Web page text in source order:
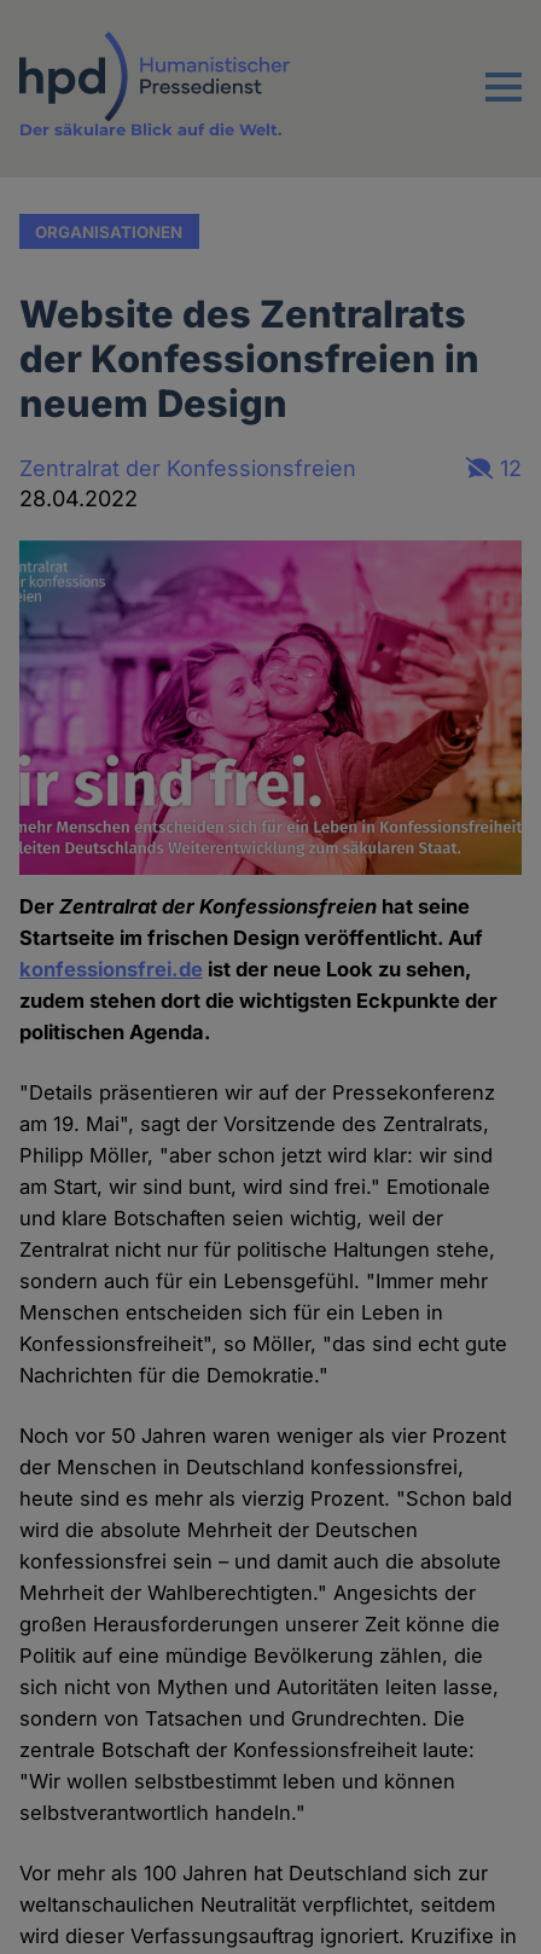
Inhalt
Menu
Der säkulare Blick auf die Welt.
ORGANISATIONEN
Website des Zentralrats
der Konfessionsfreien in
neuem Design
Zentralrat der Konfessionsfreien
28.04.2022
12
DerZentralrat der Konfessionsfreien hat seine
Startseite im frischen Design veröffentlicht. Auf
konfessionsfrei.de ist der neue Look zu sehen,
zudem stehen dort die wichtigsten Eckpunkte der
politischen Agenda.
"Details präsentieren wir auf der Pressekonferenz
am 19. Mai", sagt der Vorsitzende des Zentralrats,
Philipp Möller, "aber schon jetzt wird klar: wir sind
am Start, wir sind bunt, wird sind frei." Emotionale
und klare Botschaften seien wichtig, weil der
Zentralrat nicht nur für politische Haltungen stehe,
sondern auch für ein Lebensgefühl. "Immer mehr
Menschen entscheiden sich für ein Leben in
Konfessionsfreiheit", so Möller, "das sind echt gute
Nachrichten für die Demokratie."
Noch vor 50 Jahren waren weniger als vier Prozent
der Menschen in Deutschland konfessionsfrei,
heute sind es mehr als vierzig Prozent. "Schon bald
wird die absolute Mehrheit der Deutschen
konfessionsfrei sein – und damit auch die absolute
Mehrheit der Wahlberechtigten." Angesichts der
großen Herausforderungen unserer Zeit könne die
Politik auf eine mündige Bevölkerung zählen, die
sich nicht von Mythen und Autoritäten leiten lasse,
sondern von Tatsachen und Grundrechten. Die
zentrale Botschaft der Konfessionsfreiheit laute:
"Wir wollen selbstbestimmt leben und können
selbstverantwortlich handeln."
Vor mehr als 100 Jahren hat Deutschland sich zur
weltanschaulichen Neutralität verpflichtet, seitdem
wird dieser Verfassungsauftrag ignoriert. Kruzifixe in